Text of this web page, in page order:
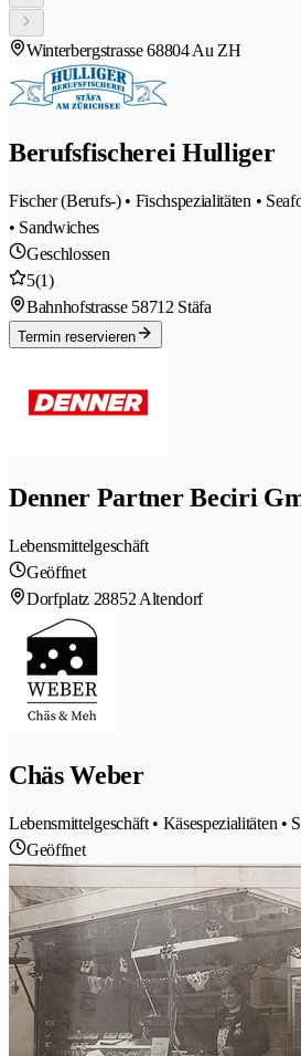
Winterbergstrasse 68804 Au ZH
Berufsfischerei Hulliger
Fischer (Berufs-) • Fischspezialitäten •
• Sandwiches
Geschlossen
5(1)
Bahnhofstrasse 58712 Stäfa
Termin reservieren
Denner Partner Beciri
Lebensmittelgeschäft
Geöffnet
Dorfplatz 28852 Altendorf
Chäs Weber
Lebensmittelgeschäft • Käsespezialitäten •
Geöffnet